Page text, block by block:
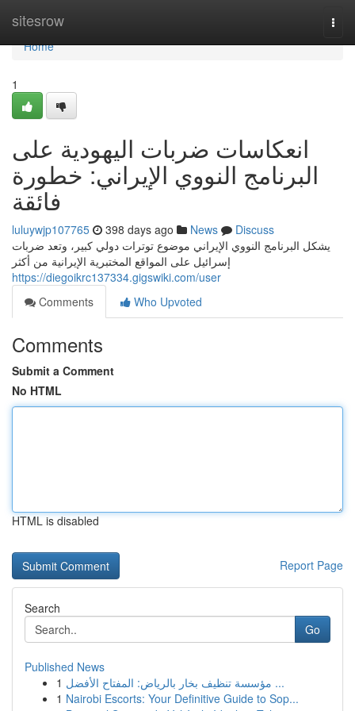
sitesrow
Home
Home
1
انعكاسات ضربات اليهودية على
البرنامج النووي الإيراني: خطورة
فائقة
luluywjp107765 398 days ago News
Discuss
يشكل البرنامج النووي الإيراني موضوع توترات دولي كبير، وتعد ضربات
إسرائيل على المواقع المختبرية الإيرانية من أكثر
https://diegoikrc137334.gigswiki.com/user
Comments
Who Upvoted
Comments
Submit a Comment
No HTML
HTML is disabled
Report Page
Search
Go
Published News
1
مؤسسة تنظيف بخار بالرياض: المفتاح الأفضل ...
1 Nairobi Escorts: Your Definitive Guide to Sop...